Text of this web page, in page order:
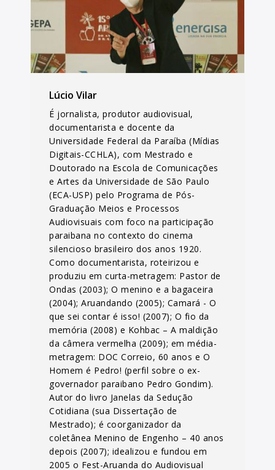
Lúcio Vilar
É jornalista, produtor audiovisual,
documentarista e docente da
Universidade Federal da Paraíba (Mídias
Digitais-CCHLA), com Mestrado e
Doutorado na Escola de Comunicações
e Artes da Universidade de São Paulo
(ECA-USP) pelo Programa de Pós-
Graduação Meios e Processos
Audiovisuais com foco na participação
paraibana no contexto do cinema
silencioso brasileiro dos anos 1920.
Como documentarista, roteirizou e
produziu em curta-metragem: Pastor de
Ondas (2003); O menino e a bagaceira
(2004); Aruandando (2005); Camará - O
que sei contar é isso! (2007); O fio da
memória (2008) e Kohbac – A maldição
da câmera vermelha (2009); em média-
metragem: DOC Correio, 60 anos e O
Homem é Pedro! (perfil sobre o ex-
governador paraibano Pedro Gondim).
Autor do livro Janelas da Sedução
Cotidiana (sua Dissertação de
Mestrado); é coorganizador da
coletânea Menino de Engenho – 40 anos
depois (2007); idealizou e fundou em
2005 o Fest-Aruanda do Audiovisual